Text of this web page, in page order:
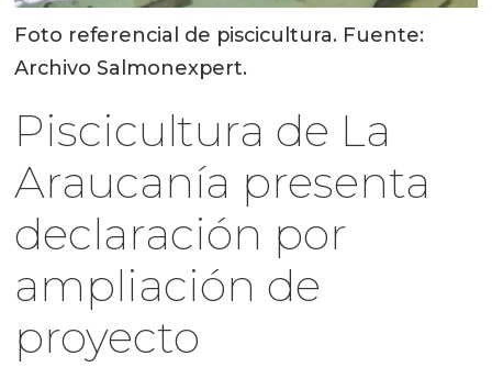
Foto referencial de piscicultura. Fuente:
Archivo Salmonexpert.
Piscicultura de La
Araucanía presenta
declaración por
ampliación de
proyecto